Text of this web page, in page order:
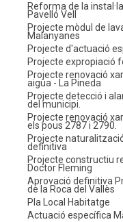
Reforma de la
Pavelló Vell
Projecte mòdul de
Malanyanes
Projecte d'actuació
Projecte expropiació
Projecte renovació
aigua - La Pineda
Projecte detecció i
del municipi.
Projecte renovació
els pous 2787 i 2790.
Projecte
definitiva
Projecte constructiu
Doctor Fleming
Aprovació definitiva
de la Roca del Vallès
Pla Local Habitatge
Actuació específica